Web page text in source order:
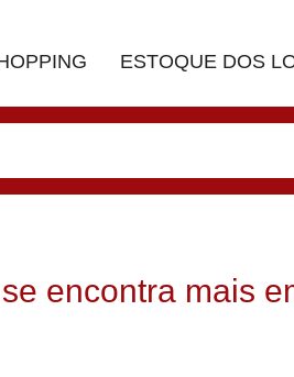
ESTOQUE DOS
encontra mais